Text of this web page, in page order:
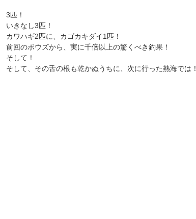
3匹！
いきなし3匹！
カワハギ2匹に、カゴカキダイ1匹！
前回のボウズから、実に千倍以上の驚くべき釣果！
そして！
そして、その舌の根も乾かぬうちに、次に行った熱海では！